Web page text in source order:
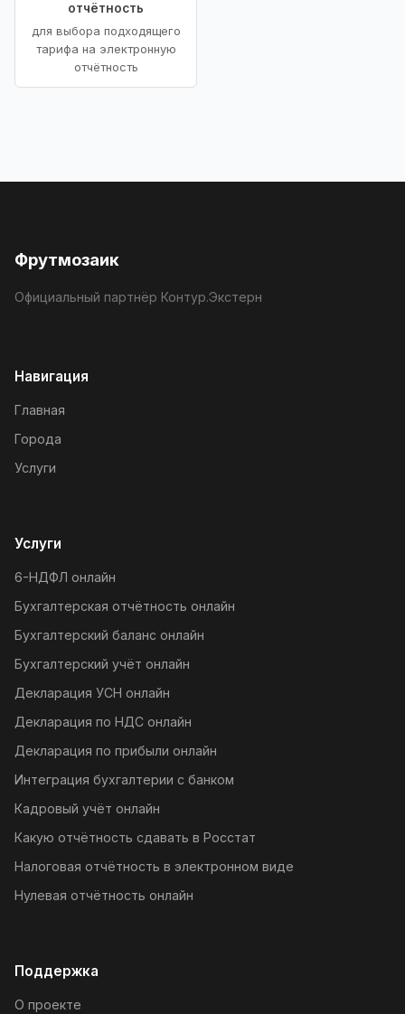
отчётность
для выбора подходящего
тарифа на электронную
отчётность
Фрутмозаик
Официальный партнёр Контур.Экстерн
Навигация
Главная
Города
Услуги
Услуги
6-НДФЛ онлайн
Бухгалтерская отчётность онлайн
Бухгалтерский баланс онлайн
Бухгалтерский учёт онлайн
Декларация УСН онлайн
Декларация по НДС онлайн
Декларация по прибыли онлайн
Интеграция бухгалтерии с банком
Кадровый учёт онлайн
Какую отчётность сдавать в Росстат
Налоговая отчётность в электронном виде
Нулевая отчётность онлайн
Поддержка
О проекте